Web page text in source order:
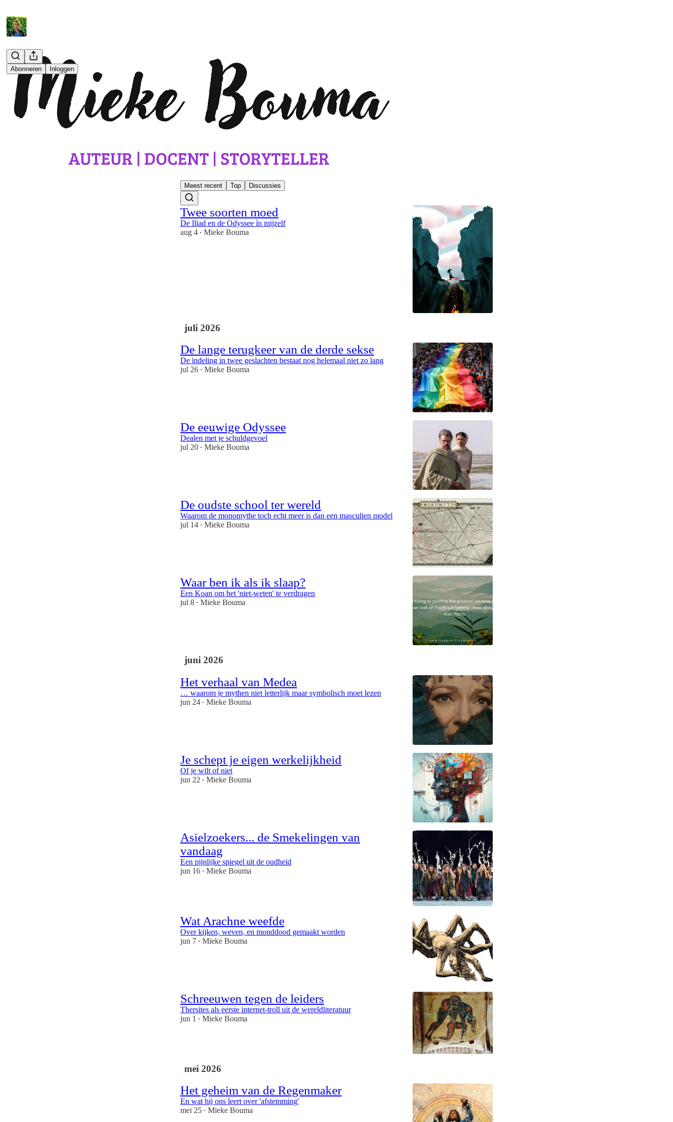
Abonneren Inloggen
Meest recent Top Discussies
Twee soorten moed
De Iliad en de Odyssee ín mijzelf
aug 4 • Mieke Bouma
juli 2026
De lange terugkeer van de derde sekse
De indeling in twee geslachten bestaat nog helemaal niet zo lang
jul 26 • Mieke Bouma
De eeuwige Odyssee
Dealen met je schuldgevoel
jul 20 • Mieke Bouma
De oudste school ter wereld
Waarom de monomythe toch echt meer is dan een masculien model
jul 14 • Mieke Bouma
Waar ben ik als ik slaap?
Een Koan om het 'niet-weten' te verdragen
jul 8 • Mieke Bouma
juni 2026
Het verhaal van Medea
… waarom je mythen niet letterlijk maar symbolisch moet lezen
jun 24 • Mieke Bouma
Je schept je eigen werkelijkheid
Of je wilt of niet
jun 22 • Mieke Bouma
Asielzoekers... de Smekelingen van
vandaag
Een pijnlijke spiegel uit de oudheid
jun 16 • Mieke Bouma
Wat Arachne weefde
Over kijken, weven, en monddood gemaakt worden
jun 7 • Mieke Bouma
Schreeuwen tegen de leiders
Thersites als eerste internet-troll uit de wereldliteratuur
jun 1
• Mieke Bouma
mei 2026
Het geheim van de Regenmaker
En wat hij ons leert over 'afstemming'
mei 25 • Mieke Bouma